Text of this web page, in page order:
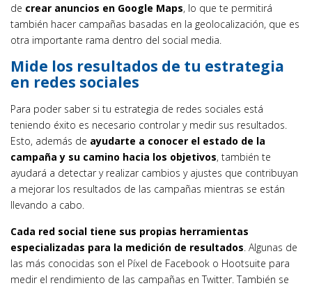
de crear anuncios en Google Maps, lo que te permitirá
también hacer campañas basadas en la geolocalización, que es
otra importante rama dentro del social media.
Mide los resultados de tu estrategia
en redes sociales
Para poder saber si tu estrategia de redes sociales está
teniendo éxito es necesario controlar y medir sus resultados.
Esto, además de ayudarte a conocer el estado de la
campaña y su camino hacia los objetivos, también te
ayudará a detectar y realizar cambios y ajustes que contribuyan
a mejorar los resultados de las campañas mientras se están
llevando a cabo.
Cada red social tiene sus propias herramientas
especializadas para la medición de resultados. Algunas de
las más conocidas son el Píxel de Facebook o Hootsuite para
medir el rendimiento de las campañas en Twitter. También se